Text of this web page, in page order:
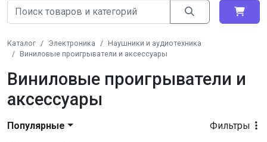
Каталог Электроника
Наушники и аудиотехника
Виниловые проигрыватели и аксессуары
Виниловые проигрыватели и
аксессуары
Фильтры
Популярные